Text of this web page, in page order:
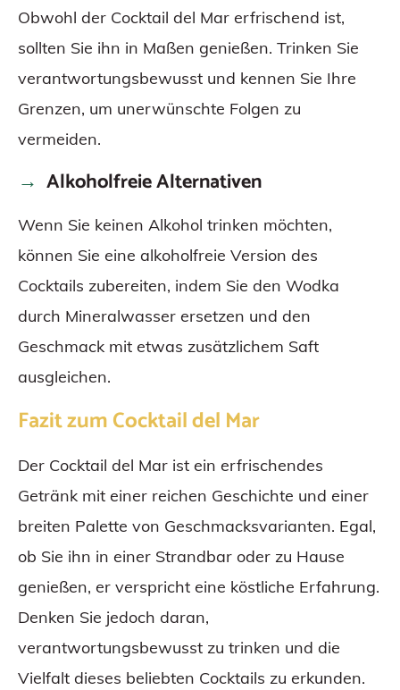
Obwohl der Cocktail del Mar erfrischend ist,
sollten Sie ihn in Maßen genießen. Trinken Sie
verantwortungsbewusst und kennen Sie Ihre
Grenzen, um unerwünschte Folgen zu
vermeiden.
Alkoholfreie Alternativen
Wenn Sie keinen Alkohol trinken möchten,
können Sie eine alkoholfreie Version des
Cocktails zubereiten, indem Sie den Wodka
durch Mineralwasser ersetzen und den
Geschmack mit etwas zusätzlichem Saft
ausgleichen.
Fazit zum Cocktail del Mar
Der Cocktail del Mar ist ein erfrischendes
Getränk mit einer reichen Geschichte und einer
breiten Palette von Geschmacksvarianten. Egal,
ob Sie ihn in einer Strandbar oder zu Hause
genießen, er verspricht eine köstliche Erfahrung.
Denken Sie jedoch daran,
verantwortungsbewusst zu trinken und die
Vielfalt dieses beliebten Cocktails zu erkunden.